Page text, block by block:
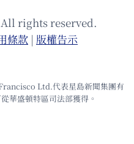
rights reserved.
條款 | 版權告⽰
Ltd.代表星島新聞集團有
華盛頓特區司法部獲得。